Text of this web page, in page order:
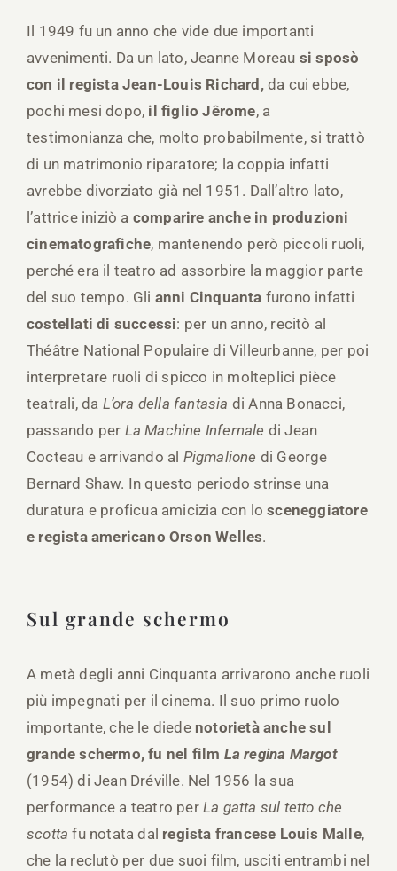
Il 1949 fu un anno che vide due importanti
avvenimenti. Da un lato, Jeanne Moreau si sposò
con il regista Jean-Louis Richard,da cui ebbe,
pochi mesi dopo, il figlio Jêrome, a
testimonianza che, molto probabilmente, si trattò
di un matrimonio riparatore; la coppia infatti
avrebbe divorziato già nel 1951. Dall’altro lato,
l’attrice iniziò a comparire anche in produzioni
cinematografiche, mantenendo però piccoli ruoli,
perché era il teatro ad assorbire la maggior parte
del suo tempo. Gli anni Cinquanta furono infatti
costellati di successi: per un anno, recitò al
Théâtre National Populaire di Villeurbanne, per poi
interpretare ruoli di spicco in molteplici pièce
teatrali, da L’ora della fantasia di Anna Bonacci,
passando per La Machine Infernale di Jean
Cocteau e arrivando al Pigmalione di George
Bernard Shaw. In questo periodo strinse una
duratura e proficua amicizia con losceneggiatore
e regista americano Orson Welles.
Sul grande schermo
A metà degli anni Cinquanta arrivarono anche ruoli
più impegnati per il cinema. Il suo primo ruolo
importante, che le diede notorietà anche sul
grande schermo, fu nel film La regina Margot
(1954) di Jean Dréville. Nel 1956 la sua
performance a teatro per La gatta sul tetto che
scotta fu notata dal regista francese Louis Malle,
che la reclutò per due suoi film, usciti entrambi nel